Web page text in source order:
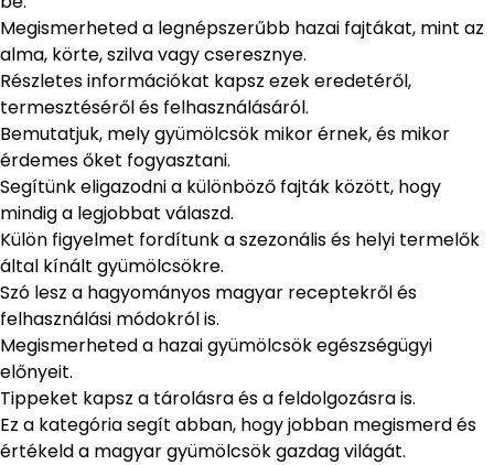
Megismerheted a legnépszerűbb hazai fajtákat, mint az
alma, körte, szilva vagy cseresznye.
Részletes információkat kapsz ezek eredetéről,
termesztéséről és felhasználásáról.
Bemutatjuk, mely gyümölcsök mikor érnek, és mikor
érdemes őket fogyasztani.
Segítünk eligazodni a különböző fajták között, hogy
mindig a legjobbat válaszd.
Külön figyelmet fordítunk a szezonális és helyi termelők
által kínált gyümölcsökre.
Szó lesz a hagyományos magyar receptekről és
felhasználási módokról is.
Megismerheted a hazai gyümölcsök egészségügyi
előnyeit.
Tippeket kapsz a tárolásra és a feldolgozásra is.
Ez a kategória segít abban, hogy jobban megismerd és
értékeld a magyar gyümölcsök gazdag világát.